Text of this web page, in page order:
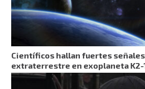
Científicos hallan fuertes
extraterrestre en exoplaneta K2-